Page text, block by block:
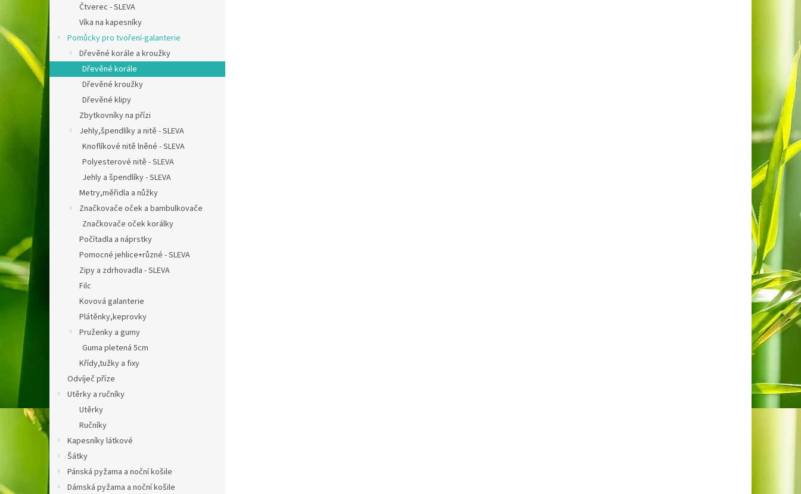
Čtverec - SLEVA
Víka na kapesníky
Pomůcky pro tvoření-galanterie
Dřevěné korále a kroužky
Dřevěné korále
Dřevěné kroužky
Dřevěné klipy
Zbytkovníky na přízi
Jehly,špendlíky a nitě - SLEVA
Knoflíkové nitě lněné - SLEVA
Polyesterové nitě - SLEVA
Jehly a špendlíky - SLEVA
Metry,měřidla a nůžky
Značkovače oček a bambulkovače
Značkovače oček korálky
Počítadla a náprstky
Pomocné jehlice+různé - SLEVA
Zipy a zdrhovadla - SLEVA
Filc
Kovová galanterie
Plátěnky,keprovky
Pruženky a gumy
Guma pletená 5cm
Křídy,tužky a fixy
Odvíječ příze
Utěrky a ručníky
Utěrky
Ručníky
Kapesníky látkové
Šátky
Pánská pyžama a noční košile
Dámská pyžama a noční košile